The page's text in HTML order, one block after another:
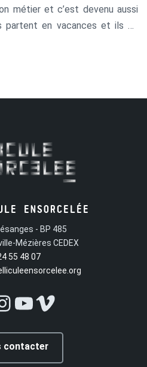
métier et c’est devenu aussi
en vacances et ils en
devenu aussi son métier.
ENSORCELÉE
- BP 485
Mézières CEDEX
55 48 07
YouTube
Vimeo
contacter